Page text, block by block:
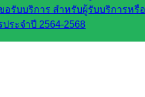
รับบริการ สำหรับผู้รับบริการหรื
ระจำปี 2564-2568